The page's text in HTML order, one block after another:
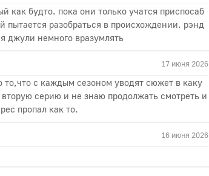
как будто. пока они только учатся приспосаб
разобраться в происхождении. рэнд
джули немного вразумлять
17 июня 2026
то,что с каждым сезоном уводят сюжет в каку
серию и не знаю продолжать смотреть и
пропал как то.
16 июня 2026